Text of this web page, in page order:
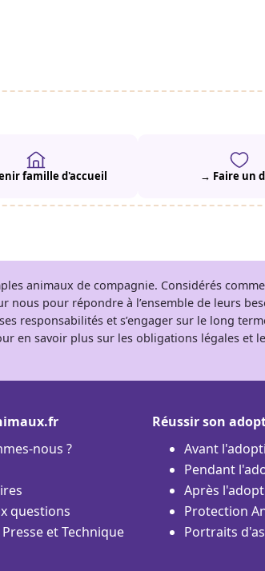
famille d'accueil → Faire un
animaux de compagnie. Considérés
nous pour répondre à l’ensemble de leurs
responsabilités et s’engager sur le long
en savoir plus sur les obligations légales et
nous ?
questions
et Technique
Réussir son
Avant
Pendant
Après
Protection
Portraits